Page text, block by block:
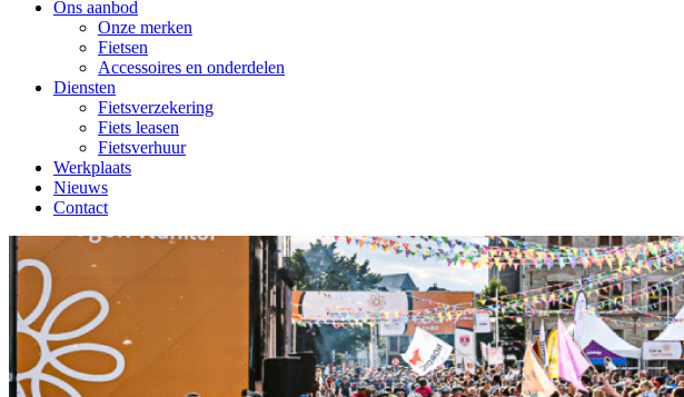
Ons aanbod
Onze merken
Fietsen
Accessoires en onderdelen
Diensten
Fietsverzekering
Fiets leasen
Fietsverhuur
Werkplaats
Nieuws
Contact